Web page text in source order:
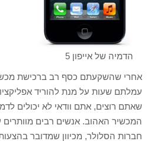
הדמיה של אייפון 5
אחרי שהשקעתם כסף רב ברכישת מכשיר
עמלתם שעות על מנת להוריד
שאתם רוצים, אתם וודאי לא יכולים
המכשיר האהוב. אנשים רבים מוותרים
חברות הסלולר, מכיוון שמדובר